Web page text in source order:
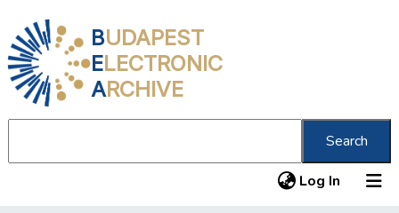
BUDAPEST
ELECTRONIC
ARCHIVE
Search
Log In (current)